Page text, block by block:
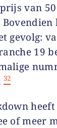
van
gevolg:
19
32
of meer